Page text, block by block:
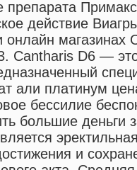
препарата
действие
онлайн
Cantharis D6 —
али платинум
бессилие
большие деньги
и